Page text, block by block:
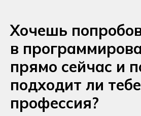
Хочешь
в
прямо сейчас и
подходит ли тебе
профессия?